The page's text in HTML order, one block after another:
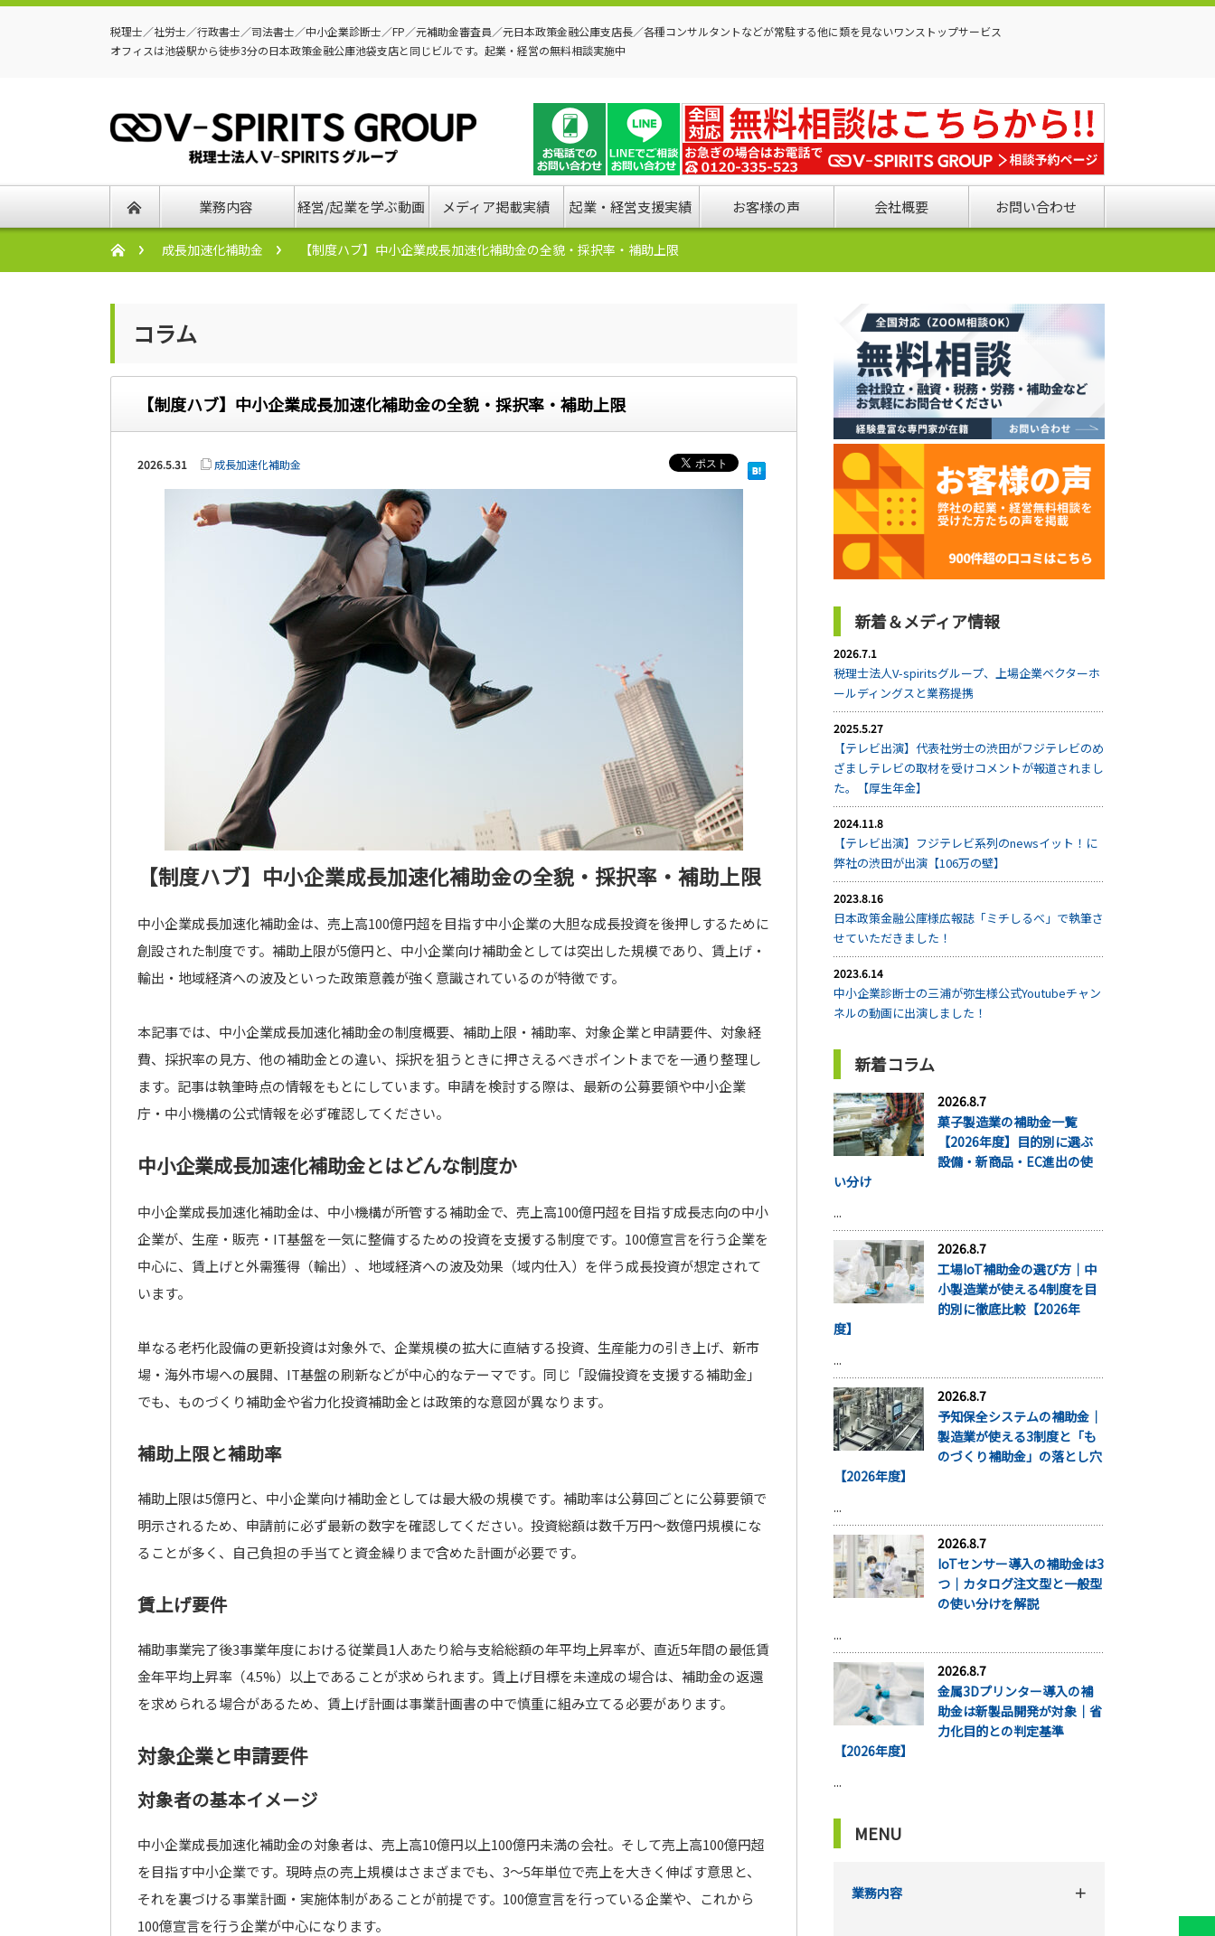
税理士／社労士／行政書士／司法書士／中小企業診断士／FP／元補助金審査員／元日本政策金融公庫支店長／各種コンサルタントなどが常駐する他に類を見ないワンストップサービス
オフィスは池袋駅から徒歩3分の日本政策金融公庫池袋支店と同じビルです。起業・経営の無料相談実施中
業務内容 経営/起業を学ぶ動画 メディア掲載実績 起業・経営支援実績 お客様の声 会社概要 お問い合わせ
成長加速化補助金 【制度ハブ】中小企業成長加速化補助金の全貌・採択率・補助上限
コラム
【制度ハブ】中小企業成長加速化補助金の全貌・採択率・補助上限
2026.5.31 成長加速化補助金
【制度ハブ】中小企業成長加速化補助金の全貌・採択率・補助上限
中小企業成長加速化補助金は、売上高100億円超を目指す中小企業の大胆な成長投資を後押しするために
創設された制度です。補助上限が5億円と、中小企業向け補助金としては突出した規模であり、賃上げ・
輸出・地域経済への波及といった政策意義が強く意識されているのが特徴です。
本記事では、中小企業成長加速化補助金の制度概要、補助上限・補助率、対象企業と申請要件、対象経
費、採択率の見方、他の補助金との違い、採択を狙うときに押さえるべきポイントまでを一通り整理し
ます。記事は執筆時点の情報をもとにしています。申請を検討する際は、最新の公募要領や中小企業
庁・中小機構の公式情報を必ず確認してください。
中小企業成長加速化補助金とはどんな制度か
中小企業成長加速化補助金は、中小機構が所管する補助金で、売上高100億円超を目指す成長志向の中小
企業が、生産・販売・IT基盤を一気に整備するための投資を支援する制度です。100億宣言を行う企業を
中心に、賃上げと外需獲得（輸出）、地域経済への波及効果（域内仕入）を伴う成長投資が想定されて
います。
単なる老朽化設備の更新投資は対象外で、企業規模の拡大に直結する投資、生産能力の引き上げ、新市
場・海外市場への展開、IT基盤の刷新などが中心的なテーマです。同じ「設備投資を支援する補助金」
でも、ものづくり補助金や省力化投資補助金とは政策的な意図が異なります。
補助上限と補助率
補助上限は5億円と、中小企業向け補助金としては最大級の規模です。補助率は公募回ごとに公募要領で
明示されるため、申請前に必ず最新の数字を確認してください。投資総額は数千万円〜数億円規模にな
ることが多く、自己負担の手当てと資金繰りまで含めた計画が必要です。
賃上げ要件
補助事業完了後3事業年度における従業員1人あたり給与支給総額の年平均上昇率が、直近5年間の最低賃
金年平均上昇率（4.5%）以上であることが求められます。賃上げ目標を未達成の場合は、補助金の返還
を求められる場合があるため、賃上げ計画は事業計画書の中で慎重に組み立てる必要があります。
対象企業と申請要件
対象者の基本イメージ
中小企業成長加速化補助金の対象者は、売上高10億円以上100億円未満の会社。そして売上高100億円超
を目指す中小企業です。現時点の売上規模はさまざまでも、3〜5年単位で売上を大きく伸ばす意思と、
それを裏づける事業計画・実施体制があることが前提です。100億宣言を行っている企業や、これから
100億宣言を行う企業が中心になります。
新着＆メディア情報
2026.7.1
税理士法人V-spiritsグループ、上場企業ベクターホ
ールディングスと業務提携
2025.5.27
【テレビ出演】代表社労士の渋田がフジテレビのめ
ざましテレビの取材を受けコメントが報道されまし
た。【厚生年金】
2024.11.8
【テレビ出演】フジテレビ系列のnewsイット！に
弊社の渋田が出演【106万の壁】
2023.8.16
日本政策金融公庫様広報誌「ミチしるべ」で執筆さ
せていただきました！
2023.6.14
中小企業診断士の三浦が弥生様公式Youtubeチャン
ネルの動画に出演しました！
新着コラム
2026.8.7
菓子製造業の補助金一覧
【2026年度】目的別に選ぶ
設備・新商品・EC進出の使
い分け
...
2026.8.7
工場IoT補助金の選び方｜中
小製造業が使える4制度を目
的別に徹底比較【2026年
度】
...
2026.8.7
予知保全システムの補助金｜
製造業が使える3制度と「も
のづくり補助金」の落とし穴
【2026年度】
...
2026.8.7
IoTセンサー導入の補助金は3
つ｜カタログ注文型と一般型
の使い分けを解説
...
2026.8.7
金属3Dプリンター導入の補
助金は新製品開発が対象｜省
力化目的との判定基準
【2026年度】
...
MENU
業務内容